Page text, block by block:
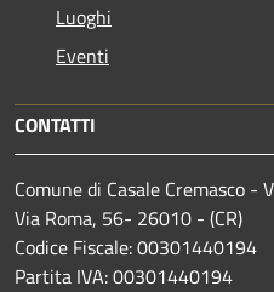
Luoghi
Eventi
CONTATTI
Comune di Casale Cremasco -
Via Roma, 56- 26010 - (CR)
Codice Fiscale: 00301440194
Partita IVA: 00301440194